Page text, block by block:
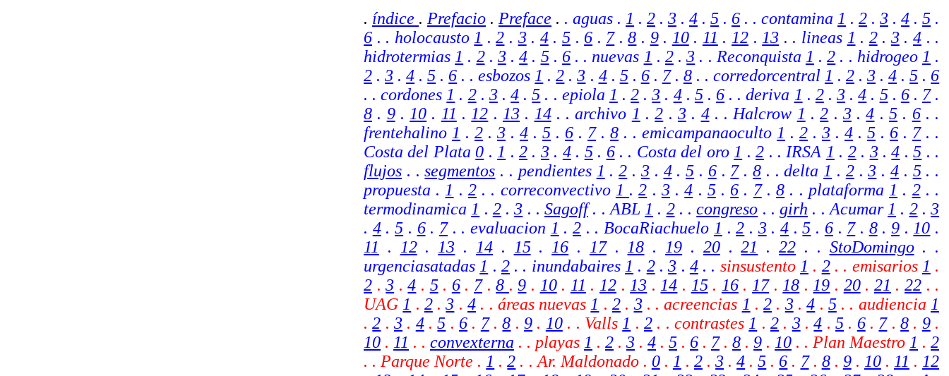
. índice . Prefacio . Preface . . aguas . 1 . 2 . 3 . 4 . 5 . 6 . . contamina 1 . 2 . 3 . 4 . 5 .
6 . . holocausto 1 .2 . 3. 4. 5. 6 . 7.8 . 9. 10. 11 . 12 . 13 . . lineas 1 . 2. 3. 4. .
hidrotermias 1 . 2. 3.4 . 5. 6. . nuevas 1 . 2.3 . . Reconquista 1 .2 . . hidrogeo 1 .
2 .3 .4 .5 . 6 . . esbozos 1 .2 .3 . 4. 5. 6. 7. 8. . corredorcentral 1 . 2.3 .4 .5 . 6
. . cordones 1 . 2. 3.4 .5 . . epiola 1 .2 .3 . 4. 5. 6 . . deriva 1 . 2.3 .4 . 5. 6. 7.
8 . 9. 10 . 11 . 12 . 13. 14. . archivo 1 .2 . 3. 4. . Halcrow 1 .2 . 3.4 .5 . 6. .
frentehalino 1 . 2 . 3 . 4 . 5 . 6 . 7. 8 . . emicampanaoculto 1 . 2 . 3 . 4 . 5 . 6 . 7. .
Costa del Plata 0 . 1 .2 . 3. 4. 5. 6. . Costa del oro 1 .2 . . IRSA 1 . 2. 3.4 . 5 . .
flujos . .segmentos . . pendientes 1 .2 . 3. 4.5 . 6. 7. 8. . delta 1 . 2.3 . 4. 5. .
propuesta . 1 . 2. . correconvectivo 1 .2 . 3.4 . 5. 6 . 7.8 . . plataforma 1 . 2. .
termodinamica 1 . 2.3 . . Sagoff. . ABL 1 . 2. .congreso . . girh . . Acumar 1 . 2. 3
. 4. 5 . 6. 7. . evaluacion 1 .2 . . BocaRiachuelo 1 .2 . 3.4 . 5 . 6. 7. 8 .9 . 10 .
11
. 12. 13 . 14. 15. 16 . 17. 18 . 19 . 20. 21 . 22 . . StoDomingo. .
urgenciasatadas 1 . 2 . . inundabaires 1 . 2.3 . 4. . sinsustento 1 . 2. . emisarios 1 .
2 .3 .4 . 5. 6. 7.8 .9 . 10. 11 . 12 . 13 . 14 . 15. 16. 17. 18 . 19 . 20. 21 .22 . .
UAG 1 . 2.3 . 4. . áreas nuevas 1 . 2. 3. . acreencias 1 .2 . 3 .4 . 5 . . audiencia 1
.2 .3 . 4.5 . 6 . 7.8 .9 . 10. . Valls 1 . 2. . contrastes 1 . 2. 3.4 .5 . 6. 7.8 . 9.
10 . 11 . . convexterna . . playas 1 . 2 . 3 . 4 . 5 . 6 . 7. 8 . 9 . 10 . . Plan Maestro 1 . 2
. . Parque Norte . 1 .2 . . Ar. Maldonado . 0. 1 . 2.3 .4 .5 . 6 . 7. 8. 9. 10. 11 . 12